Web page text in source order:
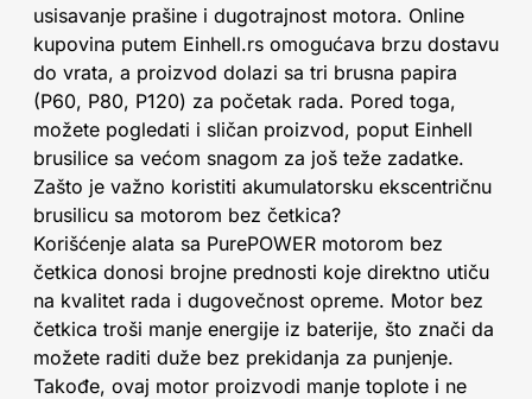
usisavanje prašine i dugotrajnost motora. Online
kupovina putem Einhell.rs omogućava brzu dostavu
do vrata, a proizvod dolazi sa tri brusna papira
(P60, P80, P120) za početak rada. Pored toga,
možete pogledati i sličan proizvod, poput Einhell
brusilice sa većom snagom za još teže zadatke.
Zašto je važno koristiti akumulatorsku ekscentričnu
brusilicu sa motorom bez četkica?
Korišćenje alata sa PurePOWER motorom bez
četkica donosi brojne prednosti koje direktno utiču
na kvalitet rada i dugovečnost opreme. Motor bez
četkica troši manje energije iz baterije, što znači da
možete raditi duže bez prekidanja za punjenje.
Takođe, ovaj motor proizvodi manje toplote i ne